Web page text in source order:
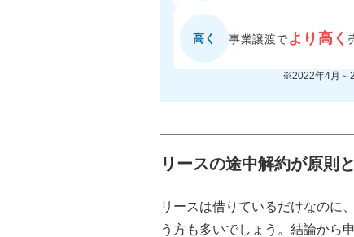
高く 事業譲渡でより高く
※2022年4月～
リースの途中解約が原則
リースは借りているだけなのに
う方も多いでしょう。結論から